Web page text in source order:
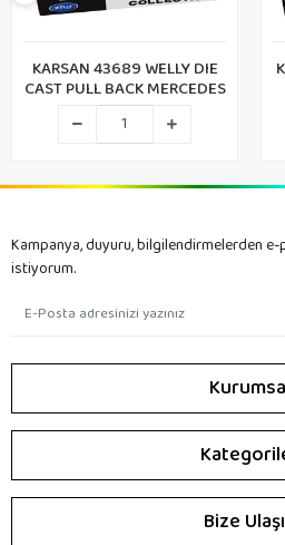
KARSAN 43703 WELLY CAST
PULL BACK MERCEDES-
BENZ (72)
Kampanya, duyuru, bilgilendirmelerden
istiyorum.
Bize